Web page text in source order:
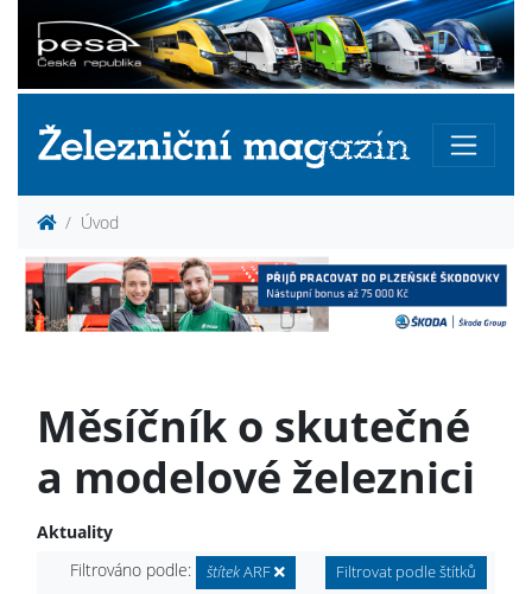
Úvod
Měsíčník o skutečné
a modelové železnici
Aktuality
Filtrováno podle:
štítekARF Filtrovat podle štítků